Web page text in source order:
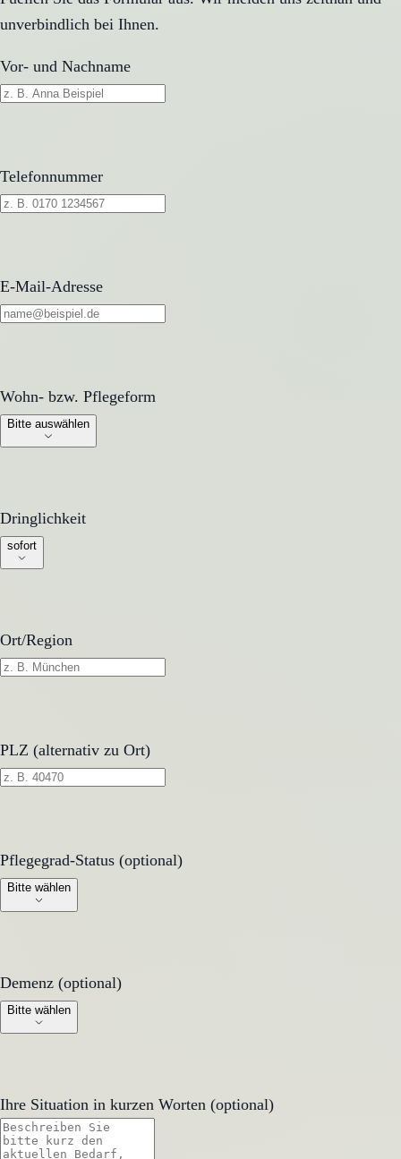
unverbindlich bei Ihnen.
Vor- und Nachname
Telefonnummer
E-Mail-Adresse
Wohn- bzw. Pflegeform
Wohn- bzw. Pflegeform
Bitte auswählen
Dringlichkeit
Dringlichkeit
sofort
Ort/Region
PLZ (alternativ zu Ort)
Pflegegrad-Status (optional)
Pflegegrad-Status (optional)
Bitte wählen
Demenz (optional)
Demenz (optional)
Bitte wählen
Ihre Situation in kurzen Worten (optional)